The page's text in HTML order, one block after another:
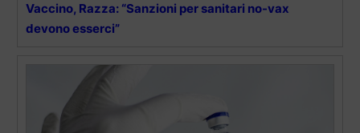
Vaccino, Razza: “Sanzioni per sanitari no-vax
devono esserci”